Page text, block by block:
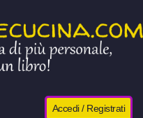
Accedi / Registrati